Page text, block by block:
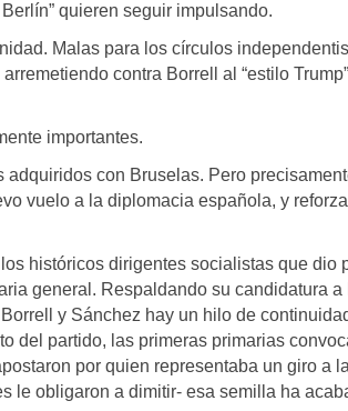
quieren seguir impulsando.
Malas para los círculos
contra Borrell al “estilo
importantes.
con Bruselas. Pero
vuelo a la diplomacia española, y
históricos dirigentes socialistas que dio
general. Respaldando su candidatura a
y Sánchez hay un hilo de
del partido, las primeras primarias
por quien representaba un giro a la
le obligaron a dimitir- esa semilla ha